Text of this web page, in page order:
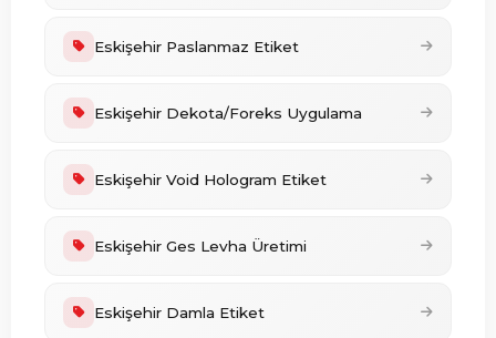
Eskişehir Paslanmaz Etiket
Eskişehir Dekota/Foreks Uygulama
Eskişehir Void Hologram Etiket
Eskişehir Ges Levha Üretimi
Eskişehir Damla Etiket